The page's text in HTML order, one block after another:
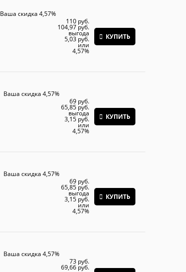
Ваша скидка 4,57%
110 руб.
104,97 руб.
выгода
5,03 руб.
или
4,57%
КУПИТЬ
Ваша скидка 4,57%
69 руб.
65,85 руб.
выгода
3,15 руб.
или
4,57%
КУПИТЬ
Ваша скидка 4,57%
69 руб.
65,85 руб.
выгода
3,15 руб.
или
4,57%
КУПИТЬ
Ваша скидка 4,57%
73 руб.
69,66 руб.